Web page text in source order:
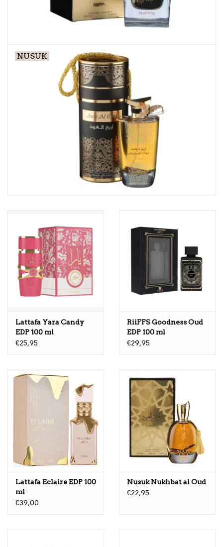
NUSUK
Lattafa Yara Candy
EDP 100 ml
€25,95
RiiFFS Goodness Oud
EDP 100 ml
€29,95
Lattafa Eclaire EDP 100
ml
€39,00
Nusuk Nukhbat al Oud
€22,95